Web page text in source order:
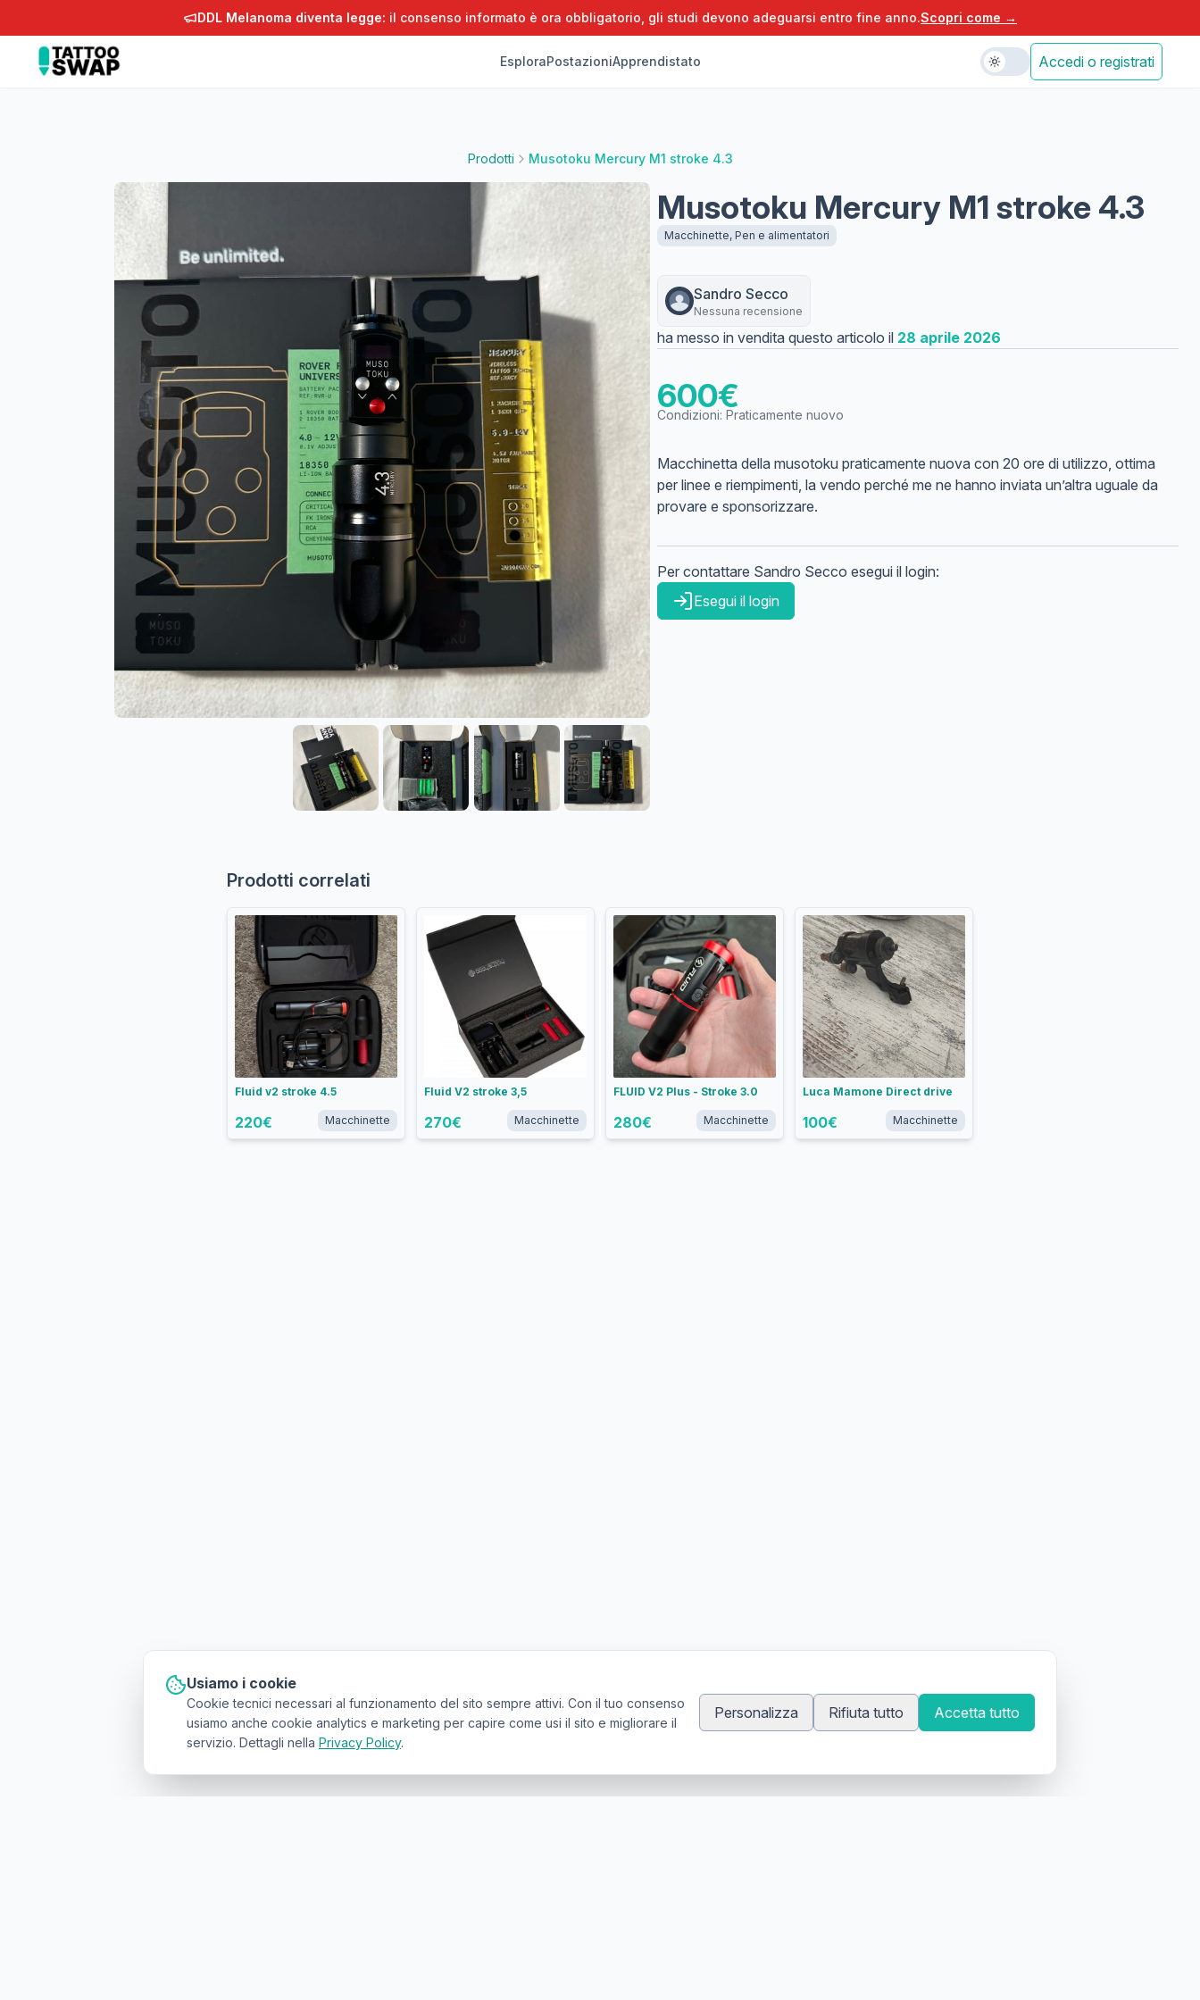
DDL Melanoma diventa legge: il consenso informato è ora obbligatorio, gli studi devono adeguarsi entro fine anno.Scopri come →
EsploraPostazioniApprendistato Accedi o registrati
Prodotti Musotoku Mercury M1 stroke 4.3
Musotoku Mercury M1 stroke 4.3
Macchinette, Pen e alimentatori
Sandro Secco
Nessuna recensione
ha messo in vendita questo articolo il 28 aprile 2026
600€
Condizioni: Praticamente nuovo
Macchinetta della musotoku praticamente nuova con 20 ore di utilizzo, ottima
per linee e riempimenti, la vendo perché me ne hanno inviata un’altra uguale da
provare e sponsorizzare.
Per contattare Sandro Secco esegui il login:
Esegui il login
Prodotti correlati
Fluid v2 stroke 4.5
220€ Macchinette
Fluid V2 stroke 3,5
270€ Macchinette
FLUID V2 Plus - Stroke 3.0
280€ Macchinette
Luca Mamone Direct drive
100€ Macchinette
Usiamo i cookie
Cookie tecnici necessari al funzionamento del sito sempre attivi. Con il tuo consenso
usiamo anche cookie analytics e marketing per capire come usi il sito e migliorare il
servizio. Dettagli nella Privacy Policy.
Personalizza Rifiuta tutto Accetta tutto